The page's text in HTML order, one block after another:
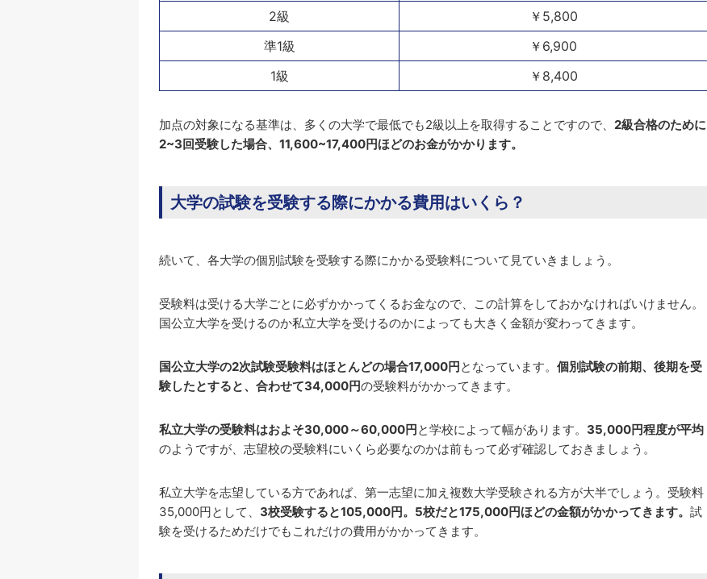
2級
￥5,800
準1級
￥6,900
1級
￥8,400
加点の対象になる基準は、多くの大学で最低でも2級以上を取得することですので、 2級合格のために
2~3回受験した場合、11,600~17,400円ほどのお金がかかります。
大学の試験を受験する際にかかる費用はいくら？
続いて、各大学の個別試験を受験する際にかかる受験料について見ていきましょう。
受験料は受ける大学ごとに必ずかかってくるお金なので、この計算をしておかなければいけません。
国公立大学を受けるのか私立大学を受けるのかによっても大きく金額が変わってきます。
国公立大学の2次試験受験料はほとんどの場合17,000円となっています。 個別試験の前期、後期を受
験したとすると、合わせて34,000円の受験料がかかってきます。
私立大学の受験料はおよそ30,000～60,000円と学校によって幅があります。 35,000円程度が平均
のようですが、志望校の受験料にいくら必要なのかは前もって必ず確認しておきましょう。
私立大学を志望している方であれば、第一志望に加え複数大学受験される方が大半でしょう。受験料
35,000円として、 3校受験すると105,000円。5校だと175,000円ほどの金額がかかってきます。 試
験を受けるためだけでもこれだけの費用がかかってきます。